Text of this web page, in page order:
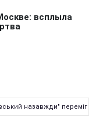
назавжди"